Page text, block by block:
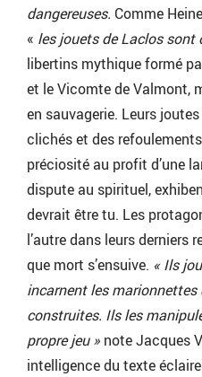
dangereuses. Comme
« les jouets de Laclos sont
libertins mythique formé
et le Vicomte de Valmont,
en sauvagerie. Leurs
clichés et des
préciosité au profit d’une
dispute au spirituel,
devrait être tu. Les
l’autre dans leurs derniers
que mort s’ensuive. « Ils
incarnent les marionnettes
construites. Ils les
propre jeu » note Jacques
intelligence du texte